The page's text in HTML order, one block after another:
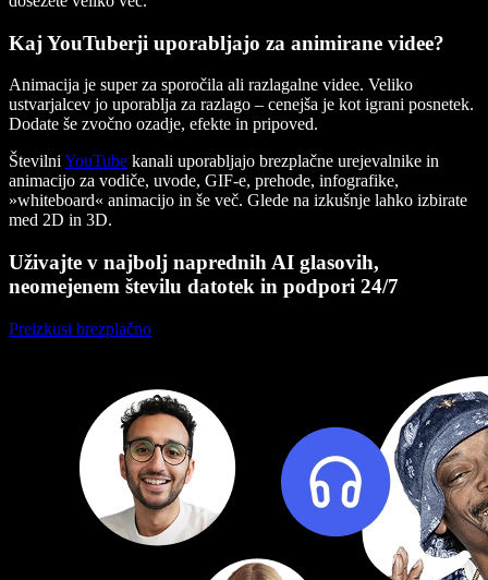
Kaj YouTuberji uporabljajo za animirane videe?
Animacija je super za sporočila ali razlagalne videe. Veliko
ustvarjalcev jo uporablja za razlago – cenejša je kot igrani posnetek.
Dodate še zvočno ozadje, efekte in pripoved.
Številni YouTube kanali uporabljajo brezplačne urejevalnike in
animacijo za vodiče, uvode, GIF-e, prehode, infografike,
»whiteboard« animacijo in še več. Glede na izkušnje lahko izbirate
med 2D in 3D.
Uživajte v najbolj naprednih AI glasovih,
neomejenem številu datotek in podpori 24/7
Preizkusi brezplačno